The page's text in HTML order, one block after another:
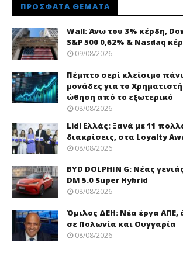
ΠΡΌΣΦΑΤΑ ΘΈΜΑΤΑ
Wall: Άνω του 3% κέρδη,
S&P 500 0,62% & Nasdaq
09/08/2026
Πέμπτο σερί κλείσιμο
μονάδες για το
ώθηση από το εξωτερικό
08/08/2026
Lidl Ελλάς: Ξανά με 11
διακρίσεις, στα Loyalty
08/08/2026
BYD DOLPHIN G: Νέας
DM 5.0 Super Hybrid
08/08/2026
Όμιλος ΔΕΗ: Νέα έργα ΑΠΕ,
σε Πολωνία και Ουγγαρία
08/08/2026